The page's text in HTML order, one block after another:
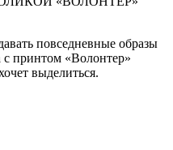
повседневные образы
с принтом «Волонтер»
выделиться.